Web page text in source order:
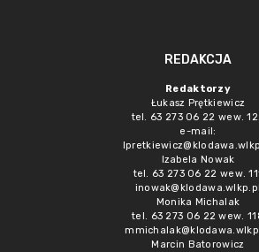
REDAKCJA
Redaktorzy
Łukasz Prętkiewicz
tel. 63 273 06 22 wew.
e-mail:
Izabela Nowak
tel. 63 273 06 22 wew.
inowak@klodawa.wlkp.pl
Monika Michalak
tel. 63 273 06 22 wew.
Marcin Batorowicz